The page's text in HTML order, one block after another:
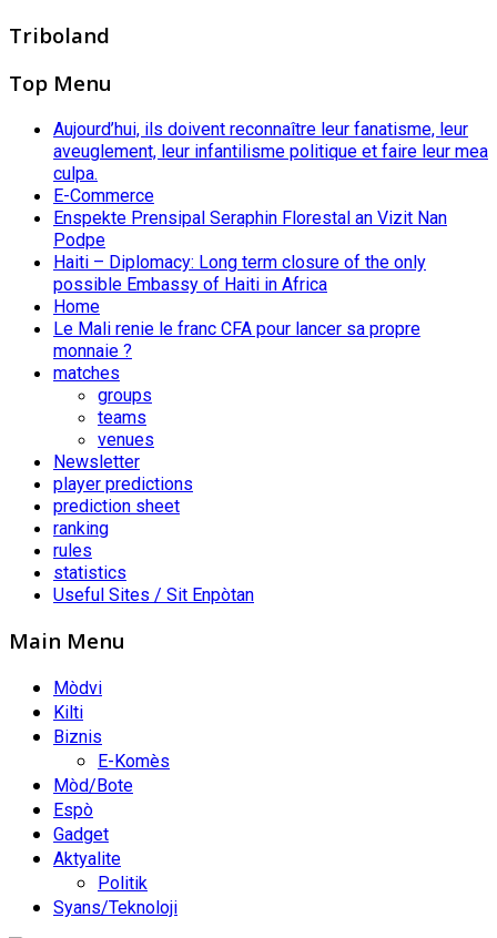
Triboland
Top Menu
Aujourd’hui, ils doivent reconnaître leur fanatisme, leur
aveuglement, leur infantilisme politique et faire leur mea
culpa.
E-Commerce
Enspekte Prensipal Seraphin Florestal an Vizit Nan
Podpe
Haiti – Diplomacy: Long term closure of the only
possible Embassy of Haiti in Africa
Home
Le Mali renie le franc CFA pour lancer sa propre
monnaie ?
matches
groups
teams
venues
Newsletter
player predictions
prediction sheet
ranking
rules
statistics
Useful Sites / Sit Enpòtan
Main Menu
Mòdvi
Kilti
Biznis
E-Komès
Mòd/Bote
Espò
Gadget
Aktyalite
Politik
Syans/Teknoloji